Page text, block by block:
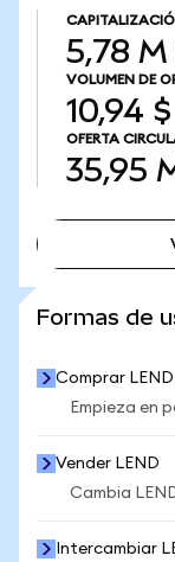
5,78 M
VOLUMEN DE
10,94 $
OFERTA
35,95
Formas de
Comprar LEND
Empieza en
Vender LEND
Cambia
Intercambiar